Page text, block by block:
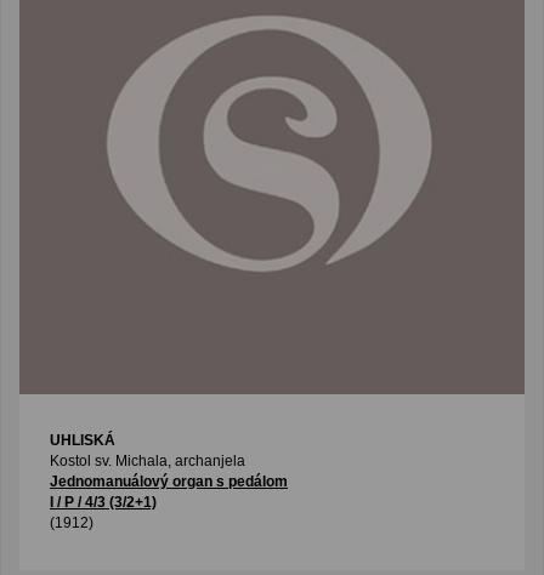
UHLISKÁ
Kostol sv. Michala, archanjela
Jednomanuálový organ s pedálom
I / P / 4/3 (3/2+1)
(1912)